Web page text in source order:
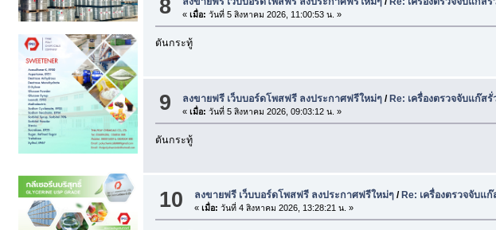
8 «เมื่อ: วันที่ 5 สิงหาคม 2026, 11:00:53 น. »
ดันกระทู้
9 ลงขายฟรี เว็บบอร์ดโพสฟรี ลงประกาศฟรีใหม่ๆ / Re: เครื่องตรวจจับแก๊ส
«เมื่อ: วันที่ 5 สิงหาคม 2026, 09:03:12 น. »
ดันกระทู้
10 ลงขายฟรี เว็บบอร์ดโพสฟรี ลงประกาศฟรีใหม่ๆ / Re: เครื่องตรวจจับแ
«เมื่อ: วันที่ 4 สิงหาคม 2026, 13:28:21 น. »